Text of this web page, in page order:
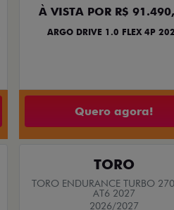
À VISTA POR R$
ARGO DRIVE 1.0 FLEX 4P
Quero agora!
TORO
TORO ENDURANCE TURBO 270
AT6 2027
2026/2027